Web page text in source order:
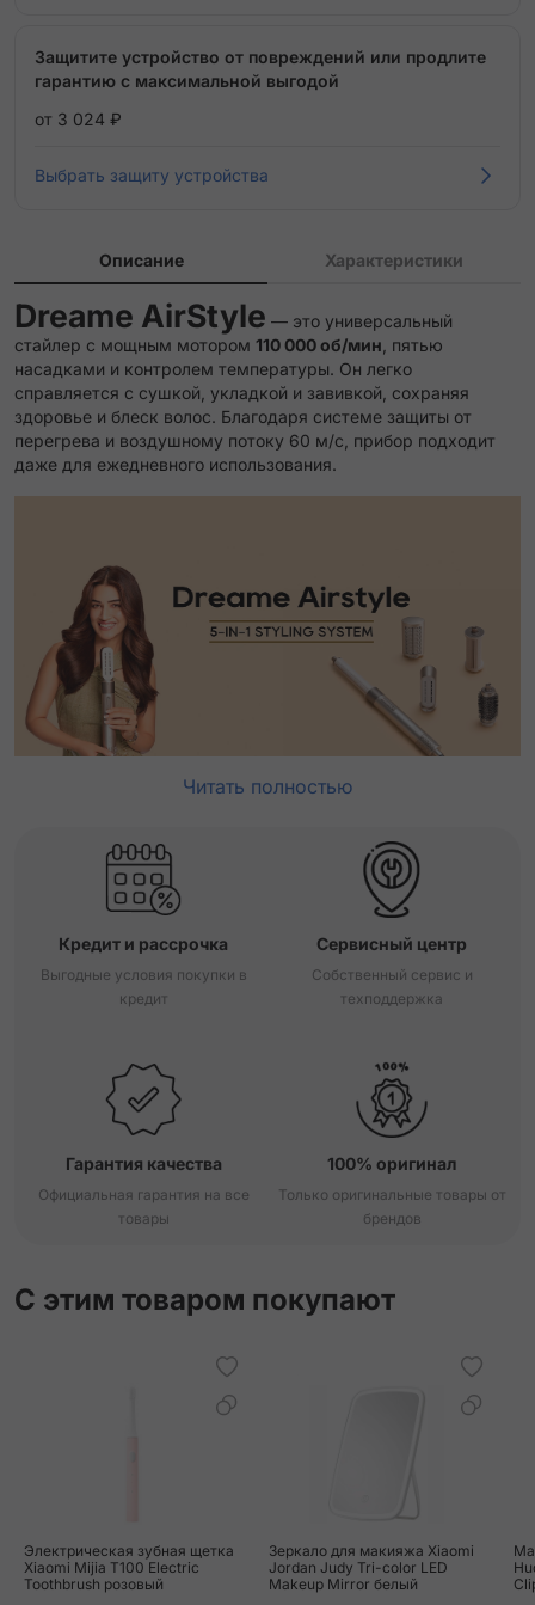
Защитите устройство от повреждений или продлите
гарантию с максимальной выгодой
от 3 024 ₽
Выбрать защиту устройства
Описание Характеристики
Dreame AirStyle — это универсальный
стайлер с мощным мотором 110 000 об/мин , пятью
насадками и контролем температуры. Он легко
справляется с сушкой, укладкой и завивкой, сохраняя
здоровье и блеск волос. Благодаря системе защиты от
перегрева и воздушному потоку 60 м/с, прибор подходит
даже для ежедневного использования.
Читать полностью
Кредит и рассрочка
Выгодные условия покупки в
кредит
Сервисный центр
Собственный сервис и
техподдержка
Гарантия качества
Официальная гарантия на все
товары
100% оригинал
Только оригинальные товары от
брендов
С этим товаром покупают
Электрическая зубная щетка
Xiaomi Mijia T100 Electric
Toothbrush розовый
Зеркало для макияжа Xiaomi
Jordan Judy Tri-color LED
Makeup Mirror белый